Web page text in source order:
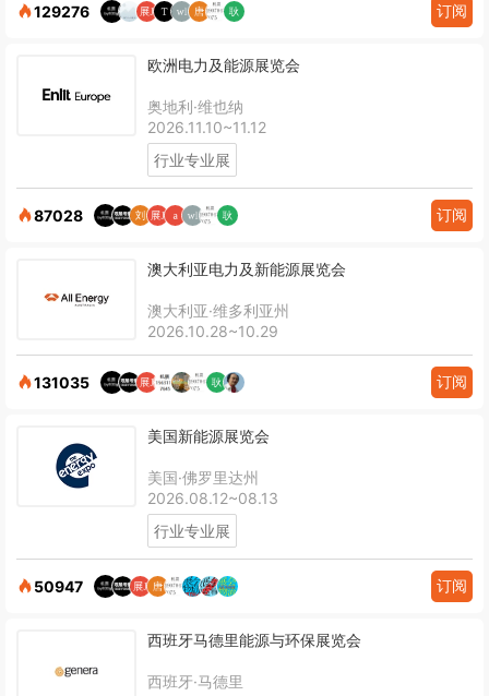
129276 订阅
欧洲电力及能源展览会
奥地利·维也纳
2026.11.10~11.12
行业专业展
87028 订阅
澳大利亚电力及新能源展览会
澳大利亚·维多利亚州
2026.10.28~10.29
131035 订阅
美国新能源展览会
美国·佛罗里达州
2026.08.12~08.13
行业专业展
50947 订阅
西班牙马德里能源与环保展览会
西班牙·马德里